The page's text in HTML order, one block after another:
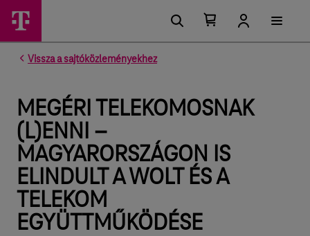
Vissza a sajtóközleményekhez
MEGÉRI TELEKOMOSNAK
(L)ENNI –
MAGYARORSZÁGON IS
ELINDULT A WOLT ÉS A
TELEKOM
EGYÜTTMŰKÖDÉSE